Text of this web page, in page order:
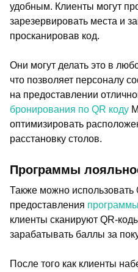
удобным. Клиенты могут
зарезервировать места и
просканировав код.
Они могут делать это в
что позволяет персоналу
на предоставлении
бронирования по QR коду
оптимизировать
расстановку столов.
Программы
Также можно использовать
предоставления
клиенты сканируют QR-
зарабатывать баллы за
После того как клиенты